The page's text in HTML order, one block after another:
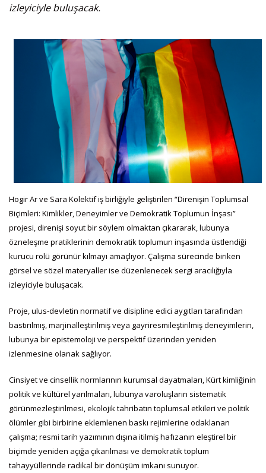
izleyiciyle buluşacak.
Hogir Ar ve Sara Kolektif iş birliğiyle geliştirilen “Direnişin Toplumsal
Biçimleri: Kimlikler, Deneyimler ve Demokratik Toplumun İnşası”
projesi, direnişi soyut bir söylem olmaktan çıkararak, lubunya
özneleşme pratiklerinin demokratik toplumun inşasında üstlendiği
kurucu rolü görünür kılmayı amaçlıyor. Çalışma sürecinde biriken
görsel ve sözel materyaller ise düzenlenecek sergi aracılığıyla
izleyiciyle buluşacak.
Proje, ulus-devletin normatif ve disipline edici aygıtları tarafından
bastırılmış, marjinalleştirilmiş veya gayriresmileştirilmiş deneyimlerin,
lubunya bir epistemoloji ve perspektif üzerinden yeniden
izlenmesine olanak sağlıyor.
Cinsiyet ve cinsellik normlarının kurumsal dayatmaları, Kürt kimliğinin
politik ve kültürel yarılmaları, lubunya varoluşların sistematik
görünmezleştirilmesi, ekolojik tahribatın toplumsal etkileri ve politik
ölümler gibi birbirine eklemlenen baskı rejimlerine odaklanan
çalışma; resmi tarih yazımının dışına itilmiş hafızanın eleştirel bir
biçimde yeniden açığa çıkarılması ve demokratik toplum
tahayyüllerinde radikal bir dönüşüm imkanı sunuyor.